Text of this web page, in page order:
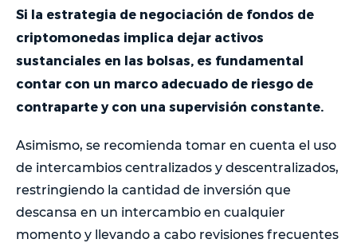
Si la estrategia de negociación de fondos de
criptomonedas implica dejar activos
sustanciales en las bolsas, es fundamental
contar con un marco adecuado de riesgo de
contraparte y con una supervisión constante.
Asimismo, se recomienda tomar en cuenta el uso
de intercambios centralizados y descentralizados,
restringiendo la cantidad de inversión que
descansa en un intercambio en cualquier
momento y llevando a cabo revisiones frecuentes